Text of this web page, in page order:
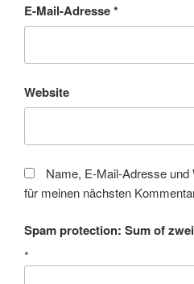
E-Mail-Adresse*
Website
Name, E-Mail-Adresse
für meinen nächsten
Spam protection: Sum of
*